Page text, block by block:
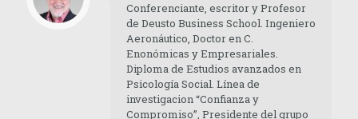
Conferenciante, escritor y Profesor
de Deusto Business School. Ingeniero
Aeronáutico, Doctor en C.
Enonómicas y Empresariales.
Diploma de Estudios avanzados en
Psicología Social. Línea de
investigacion “Confianza y
Compromiso”, Presidente del grupo